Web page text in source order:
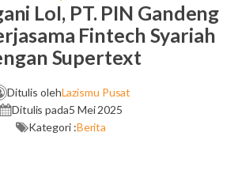
LoI, PT. PIN Gandeng
Fintech Syariah
Supertext
Ditulis olehLazismu Pusat
Ditulis pada5 Mei 2025
Kategori :Berita